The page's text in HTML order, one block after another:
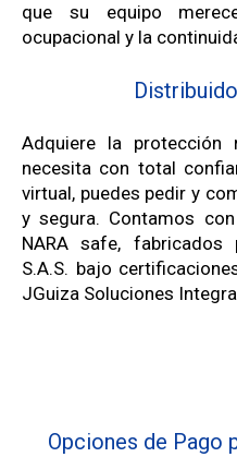
que su equipo
ocupacional y la
Adquiere la protección
necesita con total
virtual, puedes pedir y
y segura. Contamos
NARA safe,
S.A.S. bajo
JGuiza Soluciones
Opciones de Pago